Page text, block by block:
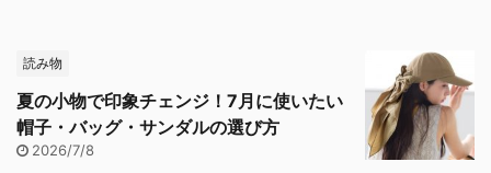
読み物
夏の小物で印象チェンジ！7月に使いたい
帽子・バッグ・サンダルの選び方
2026/7/8